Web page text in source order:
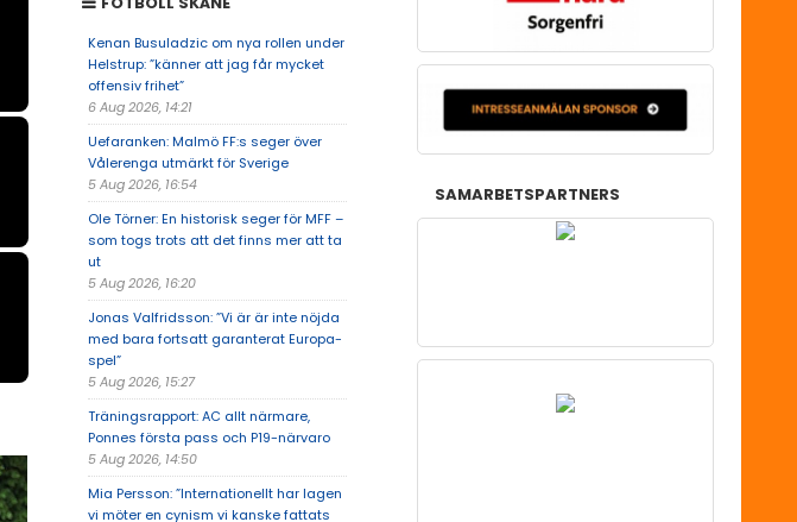
Kenan Busuladzic om nya rollen under
Helstrup: ”känner att jag får mycket
offensiv frihet”
6 Aug 2026, 14:21
Uefaranken: Malmö FF:s seger över
Vålerenga utmärkt för Sverige
5 Aug 2026, 16:54
Ole Törner: En historisk seger för MFF –
som togs trots att det finns mer att ta
ut
5 Aug 2026, 16:20
Jonas Valfridsson: ”Vi är är inte nöjda
med bara fortsatt garanterat Europa-
spel”
5 Aug 2026, 15:27
Träningsrapport: AC allt närmare,
Ponnes första pass och P19-närvaro
5 Aug 2026, 14:50
Mia Persson: ”Internationellt har lagen
vi möter en cynism vi kanske fattats
SAMARBETSPARTNERS